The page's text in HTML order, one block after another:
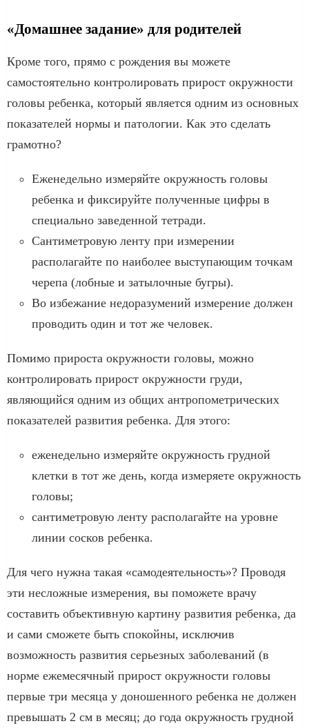
«Домашнее задание» для родителей
Кроме того, прямо с рождения вы можете
самостоятельно контролировать прирост окружности
головы ребенка, который является одним из основных
показателей нормы и патологии. Как это сделать
грамотно?
Еженедельно измеряйте окружность головы
ребенка и фиксируйте полученные цифры в
специально заведенной тетради.
Сантиметровую ленту при измерении
располагайте по наиболее выступающим точкам
черепа (лобные и затылочные бугры).
Во избежание недоразумений измерение должен
проводить один и тот же человек.
Помимо прироста окружности головы, можно
контролировать прирост окружности груди,
являющийся одним из общих антропометрических
показателей развития ребенка. Для этого:
еженедельно измеряйте окружность грудной
клетки в тот же день, когда измеряете окружность
головы;
сантиметровую ленту располагайте на уровне
линии сосков ребенка.
Для чего нужна такая «самодеятельность»? Проводя
эти несложные измерения, вы поможете врачу
составить объективную картину развития ребенка, да
и сами сможете быть спокойны, исключив
возможность развития серьезных заболеваний (в
норме ежемесячный прирост окружности головы
первые три месяца у доношенного ребенка не должен
превышать 2 см в месяц; до года окружность грудной